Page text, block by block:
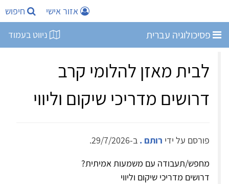
אזור אישי חיפוש
פסיכולוגיה עברית ניווט בעמוד
לבית מאזן להלומי קרב
דרושים מדריכי שיקום וליווי
פורסם על ידי רותם . ב-29/7/2026.
מחפש/תעבודה עם משמעות אמיתית?
דרושים מדריכי שיקום וליווי